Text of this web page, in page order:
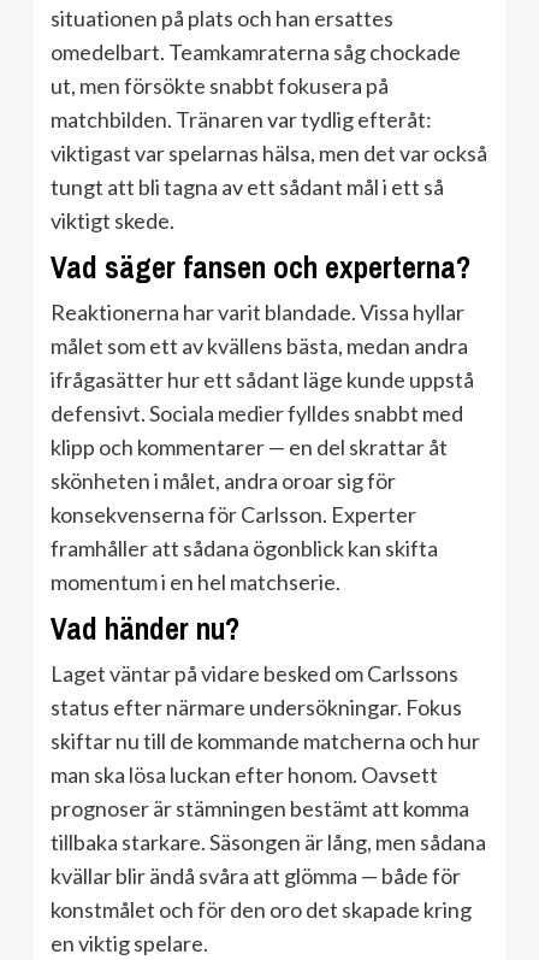
situationen på plats och han ersattes
omedelbart. Teamkamraterna såg chockade
ut, men försökte snabbt fokusera på
matchbilden. Tränaren var tydlig efteråt:
viktigast var spelarnas hälsa, men det var också
tungt att bli tagna av ett sådant mål i ett så
viktigt skede.
Vad säger fansen och experterna?
Reaktionerna har varit blandade. Vissa hyllar
målet som ett av kvällens bästa, medan andra
ifrågasätter hur ett sådant läge kunde uppstå
defensivt. Sociala medier fylldes snabbt med
klipp och kommentarer — en del skrattar åt
skönheten i målet, andra oroar sig för
konsekvenserna för Carlsson. Experter
framhåller att sådana ögonblick kan skifta
momentum i en hel matchserie.
Vad händer nu?
Laget väntar på vidare besked om Carlssons
status efter närmare undersökningar. Fokus
skiftar nu till de kommande matcherna och hur
man ska lösa luckan efter honom. Oavsett
prognoser är stämningen bestämt att komma
tillbaka starkare. Säsongen är lång, men sådana
kvällar blir ändå svåra att glömma — både för
konstmålet och för den oro det skapade kring
en viktig spelare.